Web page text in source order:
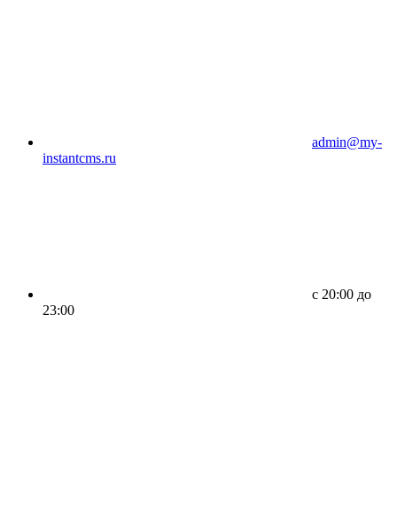
admin@my-
instantcms.ru
c 20:00 до
23:00